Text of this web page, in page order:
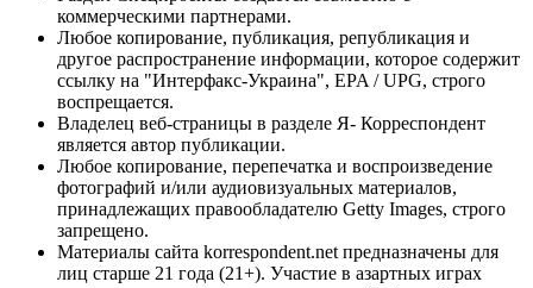
коммерческими партнерами.
Любое копирование, публикация, републикация и
другое распространение информации, которое содержит
ссылку на "Интерфакс-Украина", EPA / UPG, строго
воспрещается.
Владелец веб-страницы в разделе Я- Корреспондент
является автор публикации.
Любое копирование, перепечатка и воспроизведение
фотографий и/или аудиовизуальных материалов,
принадлежащих правообладателю Getty Images, строго
запрещено.
Материалы сайта korrespondent.net предназначены для
лиц старше 21 года (21+). Участие в азартных играх